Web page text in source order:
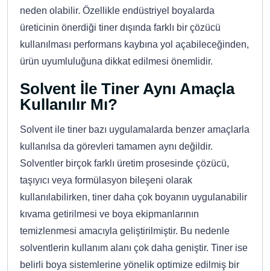
neden olabilir. Özellikle endüstriyel boyalarda
üreticinin önerdiği tiner dışında farklı bir çözücü
kullanılması performans kaybına yol açabileceğinden,
ürün uyumluluğuna dikkat edilmesi önemlidir.
Solvent İle Tiner Aynı Amaçla
Kullanılır Mı?
Solvent ile tiner bazı uygulamalarda benzer amaçlarla
kullanılsa da görevleri tamamen aynı değildir.
Solventler birçok farklı üretim prosesinde çözücü,
taşıyıcı veya formülasyon bileşeni olarak
kullanılabilirken, tiner daha çok boyanın uygulanabilir
kıvama getirilmesi ve boya ekipmanlarının
temizlenmesi amacıyla geliştirilmiştir. Bu nedenle
solventlerin kullanım alanı çok daha geniştir. Tiner ise
belirli boya sistemlerine yönelik optimize edilmiş bir